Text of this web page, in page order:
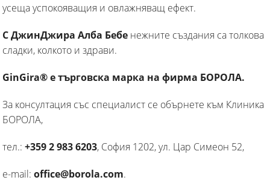
усеща успокояващия и овлажняващ ефект.
С ДжинДжира Алба Бебе нежните създания са толкова
сладки, колкото и здрави.
GinGira® е търговска марка на фирма БОРОЛА.
За консултация със специалист се обърнете към Клиника
БОРОЛА,
тел.: +359 2 983 6203, София 1202, ул. Цар Симеон 52,
e-mail: office@borola.com.